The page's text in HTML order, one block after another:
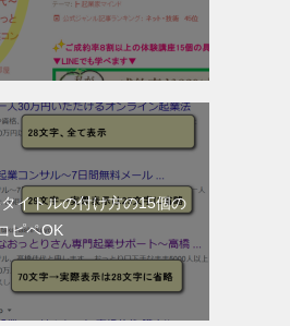
イトルの付け方の15個の
ピペOK